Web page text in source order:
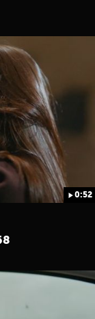
0:52